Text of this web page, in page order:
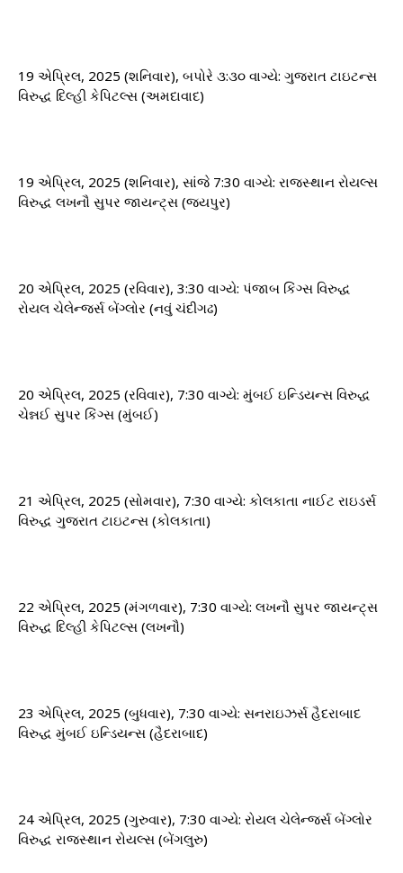
19 એપ્રિલ, 2025 (શનિવાર), બપોરે ૩:૩૦ વાગ્યે: ​​ગુજરાત ટાઇટન્સ
વિરુદ્ધ દિલ્હી કેપિટલ્સ (અમદાવાદ)
19 એપ્રિલ, 2025 (શનિવાર), સાંજે 7:30 વાગ્યે: ​​રાજસ્થાન રોયલ્સ
વિરુદ્ધ લખનૌ સુપર જાયન્ટ્સ (જયપુર)
20 એપ્રિલ, 2025 (રવિવાર), 3:30 વાગ્યે: ​​પંજાબ કિંગ્સ વિરુદ્ધ
રોયલ ચેલેન્જર્સ બેંગ્લોર (નવું ચંદીગઢ)
20 એપ્રિલ, 2025 (રવિવાર), 7:30 વાગ્યે: ​​મુંબઈ ઇન્ડિયન્સ વિરુદ્ધ
ચેન્નઈ સુપર કિંગ્સ (મુંબઈ)
21 એપ્રિલ, 2025 (સોમવાર), 7:30 વાગ્યે: ​​કોલકાતા નાઈટ રાઇડર્સ
વિરુદ્ધ ગુજરાત ટાઇટન્સ (કોલકાતા)
22 એપ્રિલ, 2025 (મંગળવાર), 7:30 વાગ્યે: ​​લખનૌ સુપર જાયન્ટ્સ
વિરુદ્ધ દિલ્હી કેપિટલ્સ (લખનૌ)
23 એપ્રિલ, 2025 (બુધવાર), 7:30 વાગ્યે: ​​સનરાઇઝર્સ હૈદરાબાદ
વિરુદ્ધ મુંબઈ ઇન્ડિયન્સ (હૈદરાબાદ)
24 એપ્રિલ, 2025 (ગુરુવાર), 7:30 વાગ્યે: ​​રોયલ ચેલેન્જર્સ બેંગ્લોર
વિરુદ્ધ રાજસ્થાન રોયલ્સ (બેંગલુરુ)